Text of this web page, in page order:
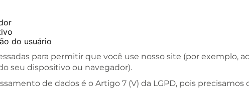
do usuário
para permitir que você use nosso site (por exemplo,
seu dispositivo ou navegador).
de dados é o Artigo 7 (V) da LGPD, pois precisamos